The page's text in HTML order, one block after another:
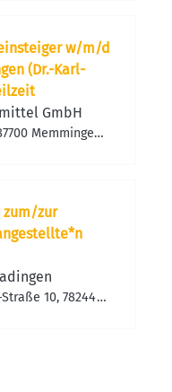
w/m/d
(Dr.-Karl-
GmbH
Memmingen,
zum/zur
10, 78244